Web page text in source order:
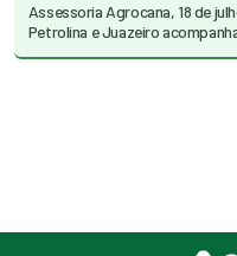
Assessoria Agrocana, 18 de
Petrolina e Juazeiro